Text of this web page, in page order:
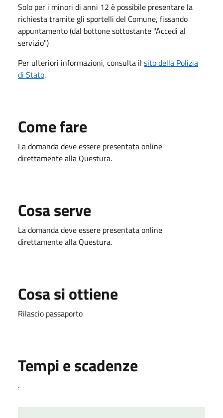
Solo per i minori di anni 12 è possibile presentare la
richiesta tramite gli sportelli del Comune, fissando
appuntamento (dal bottone sottostante "Accedi al
servizio")
Per ulteriori informazioni, consulta il sito della Polizia
di Stato.
Come fare
La domanda deve essere presentata online
direttamente alla Questura.
Cosa serve
La domanda deve essere presentata online
direttamente alla Questura.
Cosa si ottiene
Rilascio passaporto
Tempi e scadenze
.